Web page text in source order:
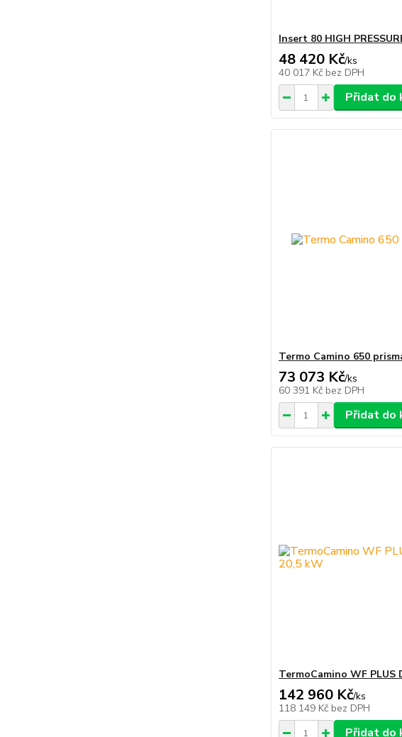
Insert 80 HIGH
48 420 Kč/ks
40 017 Kč bez DPH
Přidat do
Termo Camino 650
73 073 Kč/ks
60 391 Kč bez DPH
Přidat do
TermoCamino WF PLUS
142 960 Kč/ks
118 149 Kč bez DPH
Přidat do